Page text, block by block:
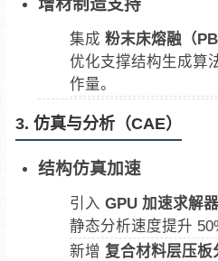
增材制造支持
集成 粉末床熔融（
优化支撑结构生成算
作量。
3. 仿真与分析（CAE）
结构仿真加速
引入 GPU 加速求解器
静态分析速度提升
新增 复合材料层压板